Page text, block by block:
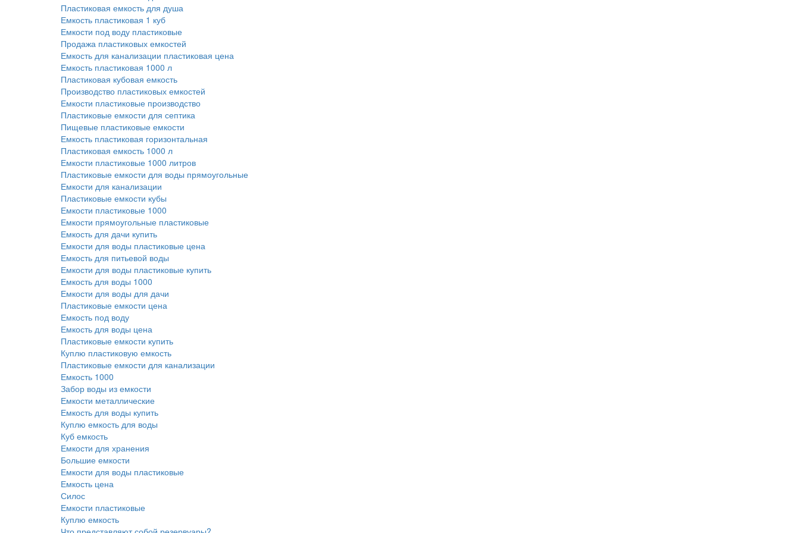
Пластиковая емкость для душа
Емкость пластиковая 1 куб
Емкости под воду пластиковые
Продажа пластиковых емкостей
Емкость для канализации пластиковая цена
Емкость пластиковая 1000 л
Пластиковая кубовая емкость
Производство пластиковых емкостей
Емкости пластиковые производство
Пластиковые емкости для септика
Пищевые пластиковые емкости
Емкость пластиковая горизонтальная
Пластиковая емкость 1000 л
Емкости пластиковые 1000 литров
Пластиковые емкости для воды прямоугольные
Емкости для канализации
Пластиковые емкости кубы
Емкости пластиковые 1000
Емкости прямоугольные пластиковые
Емкость для дачи купить
Емкости для воды пластиковые цена
Емкость для питьевой воды
Емкости для воды пластиковые купить
Емкость для воды 1000
Емкости для воды для дачи
Пластиковые емкости цена
Емкость под воду
Емкость для воды цена
Пластиковые емкости купить
Куплю пластиковую емкость
Пластиковые емкости для канализации
Емкость 1000
Забор воды из емкости
Емкости металлические
Емкость для воды купить
Куплю емкость для воды
Куб емкость
Емкости для хранения
Большие емкости
Емкости для воды пластиковые
Емкость цена
Силос
Емкости пластиковые
Куплю емкость